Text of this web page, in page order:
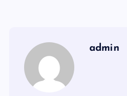
admin